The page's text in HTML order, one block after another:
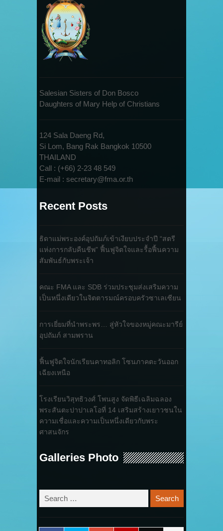
Salesian Sisters of Don Bosco
Daughters of Mary Help of Christians
124 Sala Daeng Rd,
Si Lom, Bang Rak Bangkok 10500
THAILAND
Call : (+66) 2-23 48 549
E-mail : secretary@fma.or.th
Recent Posts
ธิดาแม่พระองค์อุปถัมภ์เข้าเงียบประจำปี “สตรี
แห่งการกลับคืนชีพ” ฟื้นฟูจิตใจและรื้อฟื้นความ
สัมพันธ์กับพระเจ้า
คณะ FMA และ SDB ร่วมประชุมส่งเสริมความ
เป็นหนึ่งเดียวในจิตตารมณ์ครอบครัวซาเลเซียน
การเยี่ยมที่นำพระพร… สู่หัวใจของหมู่คณะมารีย์
อุปถัมภ์ สามพราน
ฟื้นฟูจิตใจนักเรียนคาทอลิก โซนภาคตะวันออก
เฉียงเหนือ
โรงเรียนวิสุทธิวงศ์ โพนสูง จัดพิธีเฉลิมฉลอง
พระสันตะปาปาเลโอที่ 14 เสริมสร้างเยาวชนใน
ความเชื่อและความเป็นหนึ่งเดียวกับพระ
ศาสนจักร
Galleries Photo